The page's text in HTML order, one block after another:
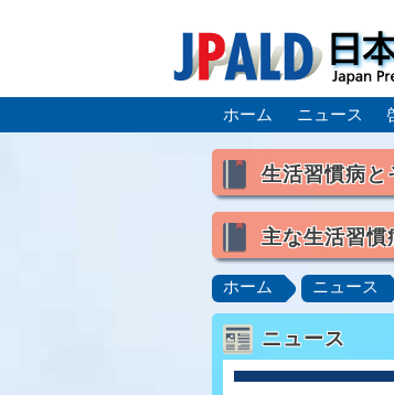
ホーム ニュース
生活習慣病と
喫煙
食生活
主な生活習慣
高血圧 脂質
肥満症／メタボ
脂肪肝／NAFLD／
ロコモティブシ
ホーム ニュース
ニュース